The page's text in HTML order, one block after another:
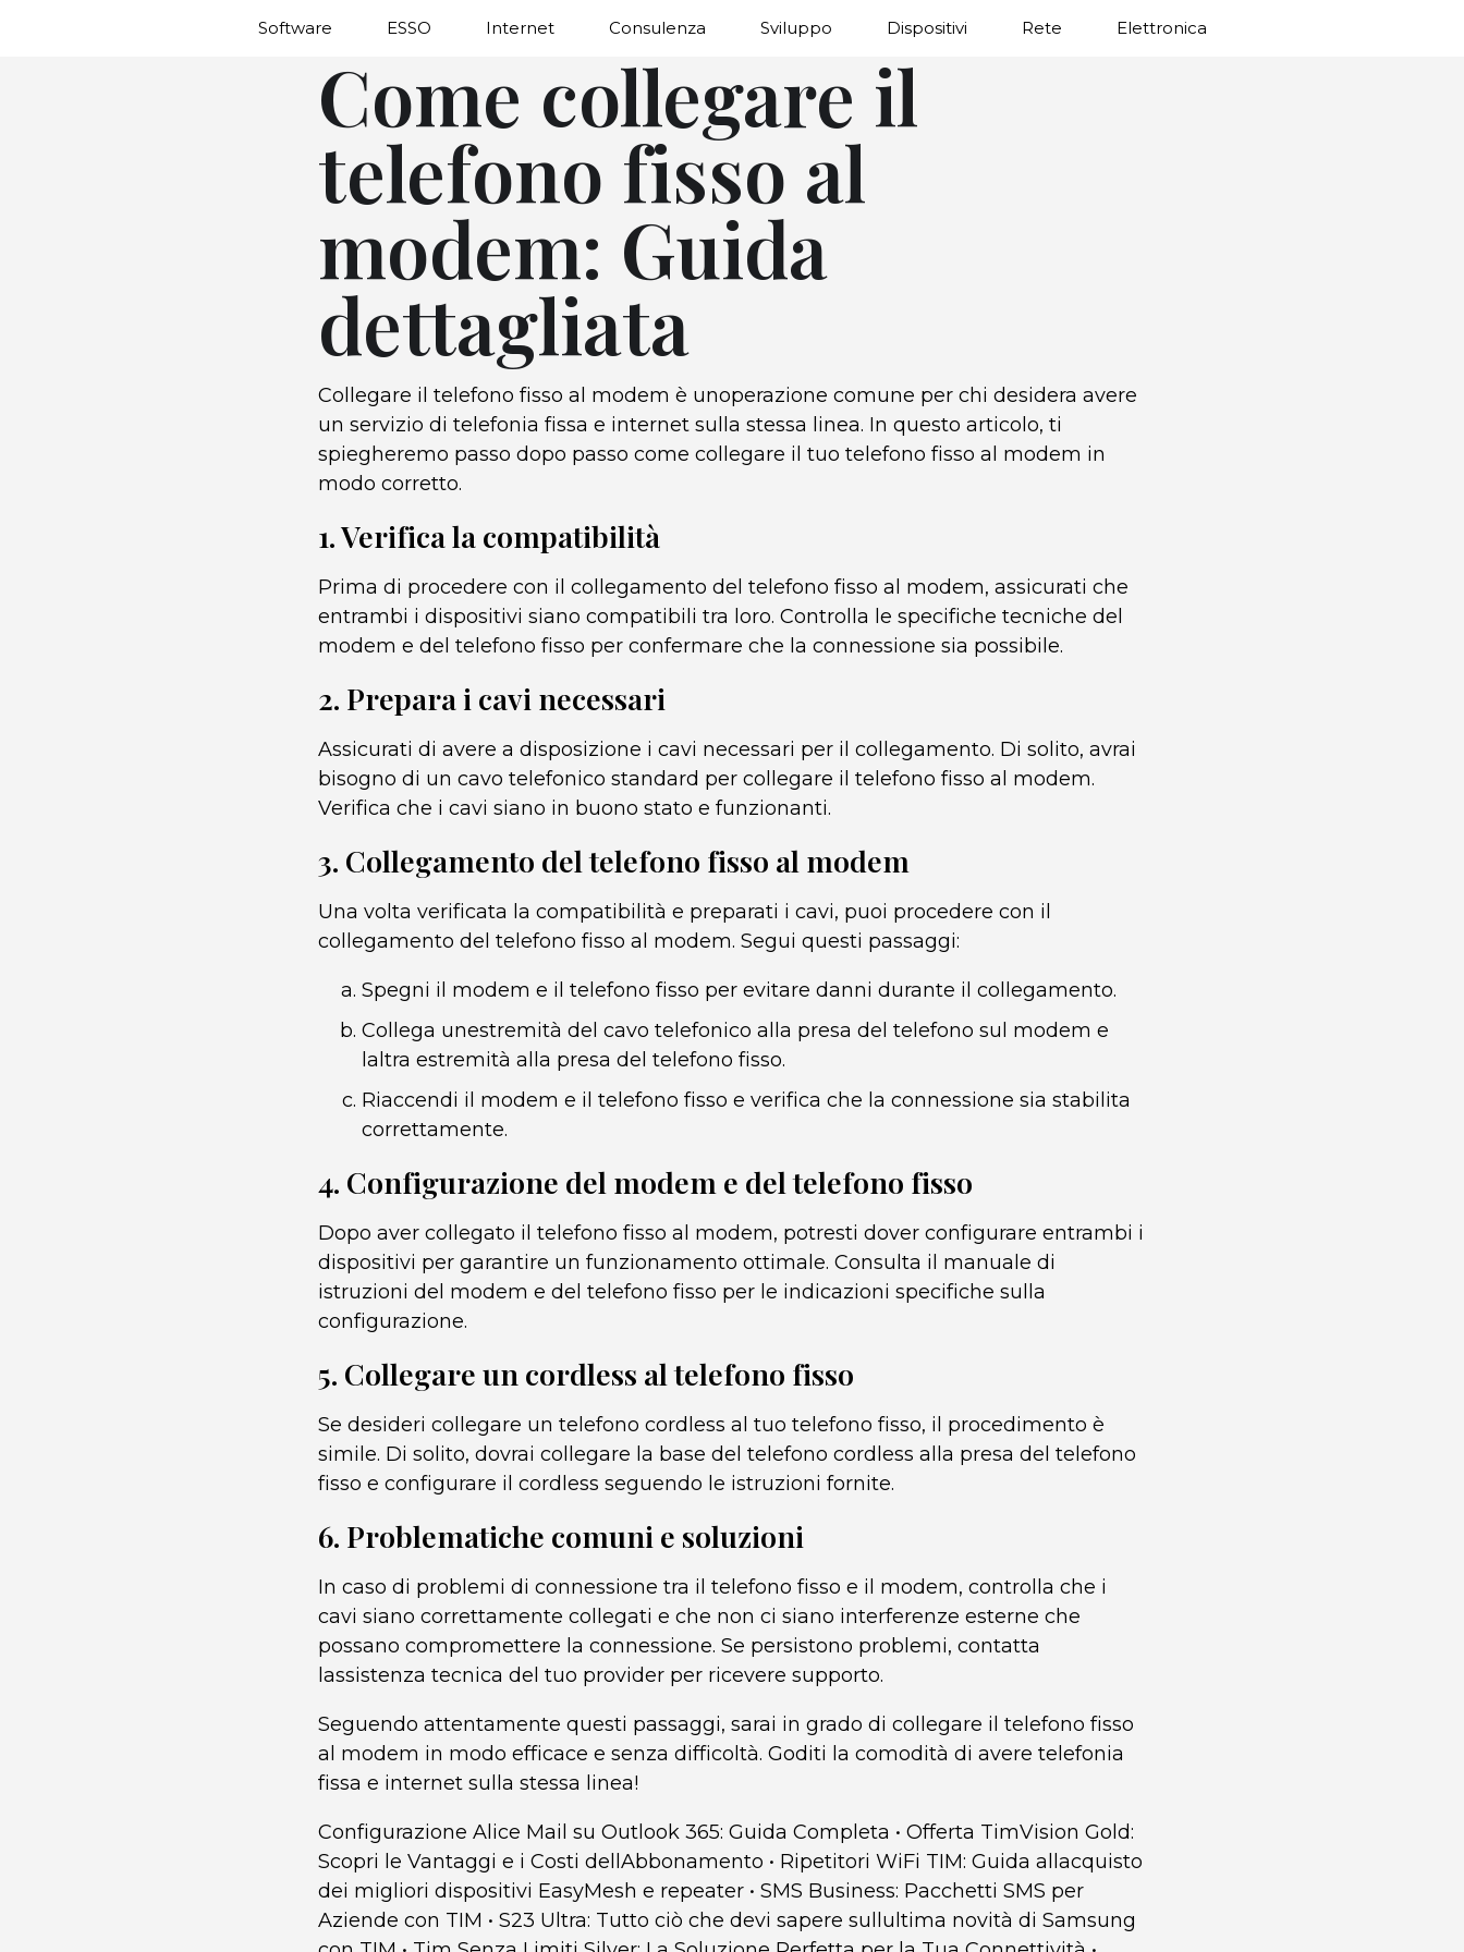
Software ESSO Internet Consulenza Sviluppo Dispositivi Rete Elettronica
Come collegare il
telefono fisso al
modem: Guida
dettagliata
Collegare il telefono fisso al modem è unoperazione comune per chi desidera avere
un servizio di telefonia fissa e internet sulla stessa linea. In questo articolo, ti
spiegheremo passo dopo passo come collegare il tuo telefono fisso al modem in
modo corretto.
1. Verifica la compatibilità
Prima di procedere con il collegamento del telefono fisso al modem, assicurati che
entrambi i dispositivi siano compatibili tra loro. Controlla le specifiche tecniche del
modem e del telefono fisso per confermare che la connessione sia possibile.
2. Prepara i cavi necessari
Assicurati di avere a disposizione i cavi necessari per il collegamento. Di solito, avrai
bisogno di un cavo telefonico standard per collegare il telefono fisso al modem.
Verifica che i cavi siano in buono stato e funzionanti.
3. Collegamento del telefono fisso al modem
Una volta verificata la compatibilità e preparati i cavi, puoi procedere con il
collegamento del telefono fisso al modem. Segui questi passaggi:
Spegni il modem e il telefono fisso per evitare danni durante il collegamento.
Collega unestremità del cavo telefonico alla presa del telefono sul modem e
laltra estremità alla presa del telefono fisso.
Riaccendi il modem e il telefono fisso e verifica che la connessione sia stabilita
correttamente.
4. Configurazione del modem e del telefono fisso
Dopo aver collegato il telefono fisso al modem, potresti dover configurare entrambi i
dispositivi per garantire un funzionamento ottimale. Consulta il manuale di
istruzioni del modem e del telefono fisso per le indicazioni specifiche sulla
configurazione.
5. Collegare un cordless al telefono fisso
Se desideri collegare un telefono cordless al tuo telefono fisso, il procedimento è
simile. Di solito, dovrai collegare la base del telefono cordless alla presa del telefono
fisso e configurare il cordless seguendo le istruzioni fornite.
6. Problematiche comuni e soluzioni
In caso di problemi di connessione tra il telefono fisso e il modem, controlla che i
cavi siano correttamente collegati e che non ci siano interferenze esterne che
possano compromettere la connessione. Se persistono problemi, contatta
lassistenza tecnica del tuo provider per ricevere supporto.
Seguendo attentamente questi passaggi, sarai in grado di collegare il telefono fisso
al modem in modo efficace e senza difficoltà. Goditi la comodità di avere telefonia
fissa e internet sulla stessa linea!
Configurazione Alice Mail su Outlook 365: Guida Completa • Offerta TimVision Gold:
Scopri le Vantaggi e i Costi dellAbbonamento • Ripetitori WiFi TIM: Guida allacquisto
dei migliori dispositivi EasyMesh e repeater • SMS Business: Pacchetti SMS per
Aziende con TIM • S23 Ultra: Tutto ciò che devi sapere sullultima novità di Samsung